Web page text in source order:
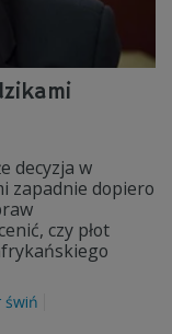
decyzja w
zapadnie dopiero
czy płot
świń